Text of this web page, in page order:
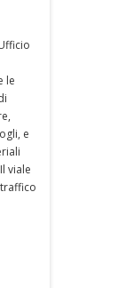
le
e
viale